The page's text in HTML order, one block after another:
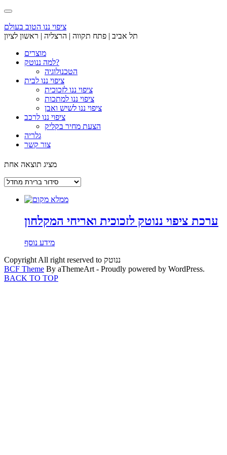
Skip
content
ציפוי ננו הטוב בעולם
תל אביב | פתח תקווה | הרצליה | ראשון לציון
מוצרים
למה ננוטק?
הטכנולוגיה
ציפוי ננו לבית
ציפוי ננו לזכוכית
ציפוי ננו למתכות
ציפוי ננו לשיש ואבן
ציפוי ננו לרכב
הצעת מחיר בקליק
גלריה
צור קשר
מציג תוצאה אחת
ערכת ציפוי ננוטק לזכוכית ואריחי המקלחון
מידע נוסף
Copyright All right reserved to ננוטק
BCF Theme By aThemeArt - Proudly powered by WordPress.
BACK TO TOP